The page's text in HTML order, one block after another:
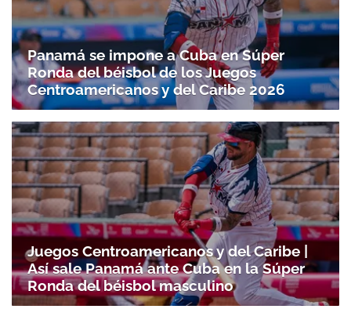
Panamá se impone a Cuba en Súper
Ronda del béisbol de los Juegos
Centroamericanos y del Caribe 2026
Juegos Centroamericanos y del Caribe |
Así sale Panamá ante Cuba en la Súper
Ronda del béisbol masculino